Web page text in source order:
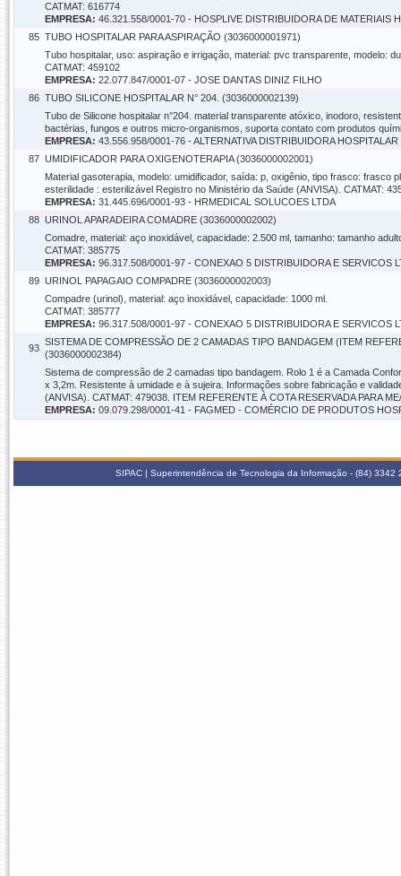
CATMAT: 616774
EMPRESA: 46.321.558/0001-70 - HOSPLIVE DISTRIBUIDORA DE MATERIAIS
85 TUBO HOSPITALAR PARA ASPIRAÇÃO (3036000001971)
Tubo hospitalar, uso: aspiração e irrigação, material: pvc transparente, modelo:
CATMAT: 459102
EMPRESA: 22.077.847/0001-07 - JOSE DANTAS DINIZ FILHO
86 TUBO SILICONE HOSPITALAR N° 204. (3036000002139)
Tubo de Silicone hospitalar n°204. material transparente atóxico, inodoro,
bactérias, fungos e outros micro-organismos, suporta contato com produtos
EMPRESA: 43.556.958/0001-76 - ALTERNATIVA DISTRIBUIDORA HOSPITALAR
87 UMIDIFICADOR PARA OXIGENOTERAPIA (3036000002001)
Material gasoterapia, modelo: umidificador, saída: p, oxigênio, tipo frasco:
esterilidade : esterilizável Registro no Ministério da Saúde (ANVISA). CATMAT:
EMPRESA: 31.445.696/0001-93 - HRMEDICAL SOLUCOES LTDA
88 URINOL APARADEIRA COMADRE (3036000002002)
Comadre, material: aço inoxidável, capacidade: 2.500 ml, tamanho: tamanho
CATMAT: 385775
EMPRESA: 96.317.508/0001-97 - CONEXAO 5 DISTRIBUIDORA E SERVICOS
89 URINOL PAPAGAIO COMPADRE (3036000002003)
Compadre (urinol), material: aço inoxidável, capacidade: 1000 ml.
CATMAT: 385777
EMPRESA: 96.317.508/0001-97 - CONEXAO 5 DISTRIBUIDORA E SERVICOS
93
SISTEMA DE COMPRESSÃO DE 2 CAMADAS TIPO BANDAGEM (ITEM
(3036000002384)
Sistema de compressão de 2 camadas tipo bandagem. Rolo 1 é a Camada
x 3,2m. Resistente à umidade e à sujeira. Informações sobre fabricação e
(ANVISA). CATMAT: 479038. ITEM REFERENTE À COTA RESERVADA PARA
EMPRESA: 09.079.298/0001-41 - FAGMED - COMÉRCIO DE PRODUTOS
SIPAC | Superintendência de Tecnologia da Informação - (84)